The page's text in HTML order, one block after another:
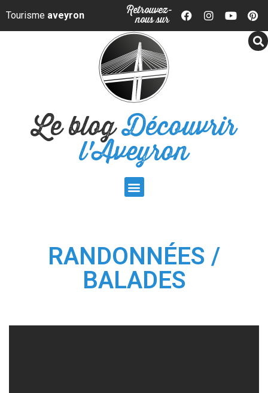
Panneau de gestion des cookies
Tourisme aveyron Retrouvez-
nous sur
Le blogDécouvrir
l'Aveyron
RANDONNÉES /
BALADES